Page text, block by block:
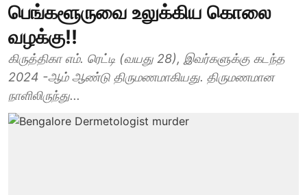
பெங்களூருவை உலுக்கிய கொலை
வழக்கு!!
கிருத்திகா எம். ரெட்டி (வயது 28), இவர்களுக்கு கடந்த
2024 -ஆம் ஆண்டு திருமணமாகியது. திருமணமான
நாளிலிருந்து...